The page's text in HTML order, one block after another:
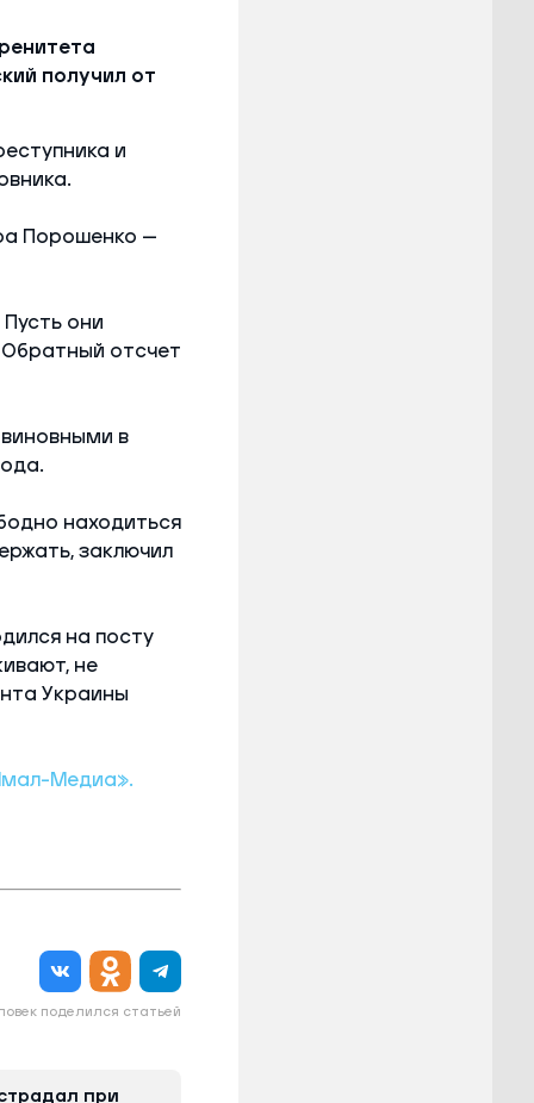
получил от
и
Порошенко —
они
Обратный отсчет
в
находиться
заключил
на посту
не
Украины
Медиа».
поделился статьей
при